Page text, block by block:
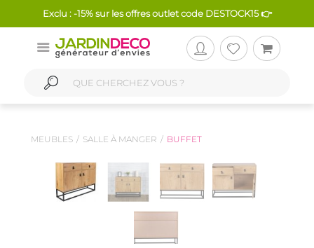
Exclu : -15% sur les offres outlet code DESTOCK15 👉
MEUBLES SALLE À MANGER BUFFET